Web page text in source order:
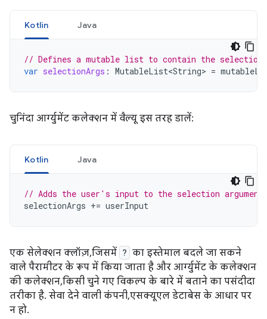
Kotlin Java
// Defines a mutable list to contain the selection
var selectionArgs : MutableList<String> =
चुनिंदा आर्ग्युमेंट कलेक्शन में वैल्यू इस तरह डालें:
Kotlin Java
// Adds the user's input to the selection argument
selectionArgs += userInput
एक सेलेक्शन क्लॉज़, जिसमें ? का इस्तेमाल बदले जा सकने
वाले पैरामीटर के रूप में किया जाता है और आर्ग्युमेंट के कलेक्शन
की कलेक्शन, किसी चुने गए विकल्प के बारे में बताने का पसंदीदा
तरीका है. सेवा देने वाली कंपनी, एसक्यूएल डेटाबेस के आधार पर
न हो.